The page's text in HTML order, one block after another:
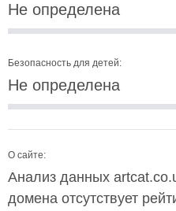
Не определена
Безопасность для детей:
Не определена
О сайте:
Анализ данных
домена отсутствует